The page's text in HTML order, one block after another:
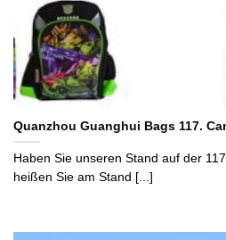
Quanzhou Guanghui Bags 117.
Haben Sie unseren Stand auf der
heißen Sie am Stand [...]